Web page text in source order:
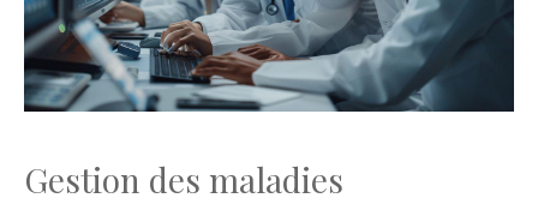
Gestion des maladies